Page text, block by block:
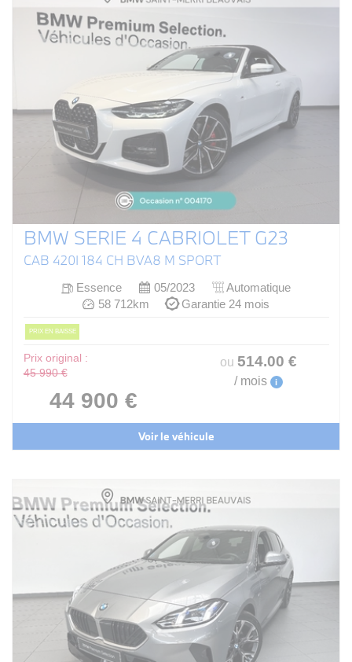
BMW SERIE 4 CABRIOLET G23
CAB 420I 184 CH BVA8 M SPORT
Essence 05/2023
Automatique
58 712km
Garantie 24 mois
PRIX EN BAISSE
Prix original :
45 990 €
44 900 €
ou 514.00 €
/ mois i
Voir le véhicule